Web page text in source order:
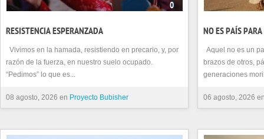
0
RESISTENCIA ESPERANZADA
Vivimos en la hamada, resistiendo en precario, y, por
razón de la fuerza, en nuestro suelo ocupado.
“Pedimos” lo que es...
08 agosto, 2026 en Proyecto Bubisher
NO ES PAÍS PARA
Aquel no es un
brazos de otros,
generaciones
06 agosto, 2026